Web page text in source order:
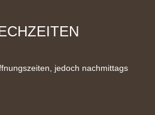
jedoch nachmittags